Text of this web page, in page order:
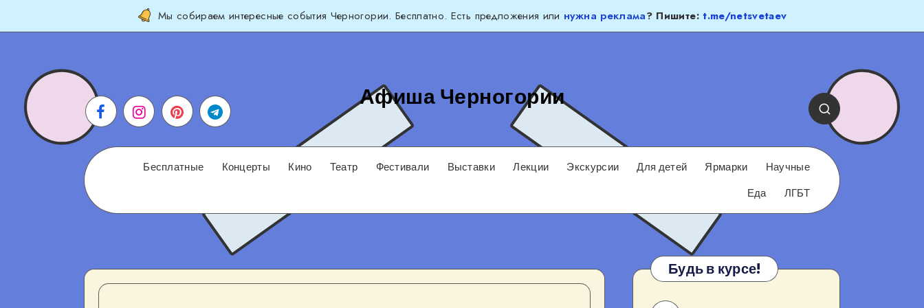
Мы собираем интересные события Черногории. Бесплатно. Есть предложения или нужна реклама? Пишите:t.me/netsvetaev
Афиша Черногории
Бесплатные Концерты Кино Театр Фестивали Выставки Лекции Экскурсии Для детей Ярмарки
Научные
Еда
ЛГБТ
Будь в курсе!